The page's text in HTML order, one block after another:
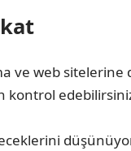
web sitelerine